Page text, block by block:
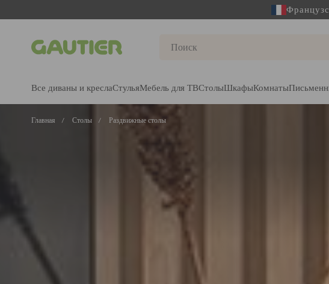
Gautier
Все диваны и креслаСтульяМебель для ТВСтолыШкафыКомнаты
Главная Столы Раздвижные столы